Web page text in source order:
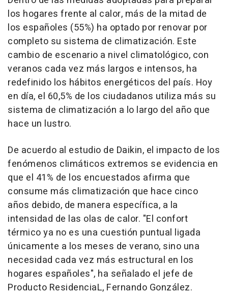
los hogares frente al calor, más de la mitad de
los españoles (55%) ha optado por renovar por
completo su sistema de climatización. Este
cambio de escenario a nivel climatológico, con
veranos cada vez más largos e intensos, ha
redefinido los hábitos energéticos del país. Hoy
en día, el 60,5% de los ciudadanos utiliza más su
sistema de climatización a lo largo del año que
hace un lustro.
De acuerdo al estudio de Daikin, el impacto de los
fenómenos climáticos extremos se evidencia en
que el 41% de los encuestados afirma que
consume más climatización que hace cinco
años debido, de manera específica, a la
intensidad de las olas de calor. "El confort
térmico ya no es una cuestión puntual ligada
únicamente a los meses de verano, sino una
necesidad cada vez más estructural en los
hogares españoles", ha señalado el jefe de
Producto ResidenciaL, Fernando González.